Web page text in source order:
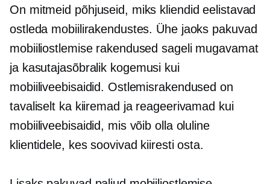
On mitmeid põhjuseid, miks kliendid eelistavad
ostleda mobiilirakendustes. Ühe jaoks pakuvad
mobiiliostlemise rakendused sageli mugavamat
ja kasutajasõbralik kogemusi kui
mobiiliveebisaidid. Ostlemisrakendused on
tavaliselt ka kiiremad ja reageerivamad kui
mobiiliveebisaidid, mis võib olla oluline
klientidele, kes soovivad kiiresti osta.